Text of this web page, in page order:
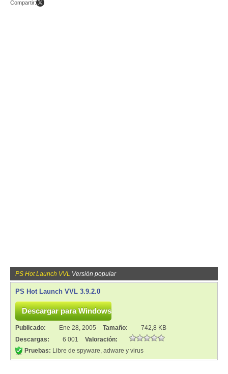
Compartir:
PS Hot Launch VVL Versión popular
PS Hot Launch VVL 3.9.2.0
Publicado: Ene 28, 2005 Tamaño:
742,8 KB
Descargas:
6 001
Valoración:
Pruebas: Libre de spyware, adware y virus